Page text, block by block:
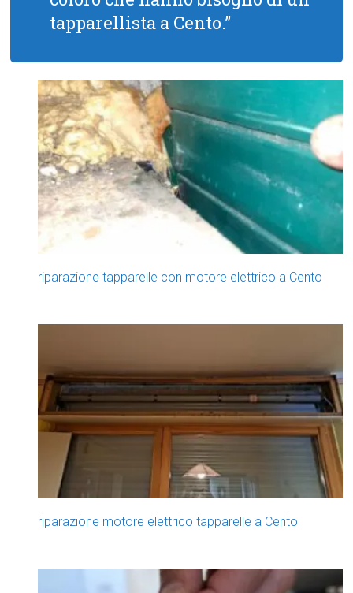
tapparellista a Cento.”
riparazione tapparelle con motore elettrico a Cento
riparazione motore elettrico tapparelle a Cento